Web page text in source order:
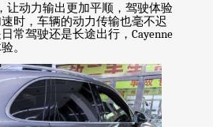
让动力输出更加平顺，驾驶体验
时，车辆的动力传输也毫不迟
常驾驶还是长途出行， Cayenne
。